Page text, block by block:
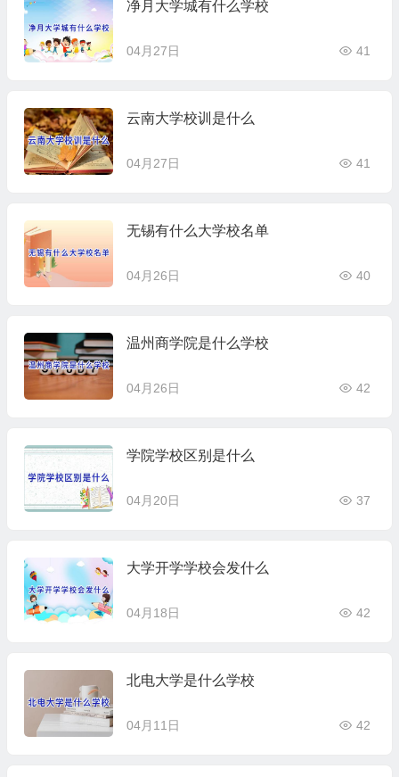
净月大学城有什么学校
04月27日 41
云南大学校训是什么
04月27日 41
无锡有什么大学校名单
04月26日 40
温州商学院是什么学校
04月26日 42
学院学校区别是什么
04月20日 37
大学开学学校会发什么
04月18日 42
北电大学是什么学校
04月11日 42